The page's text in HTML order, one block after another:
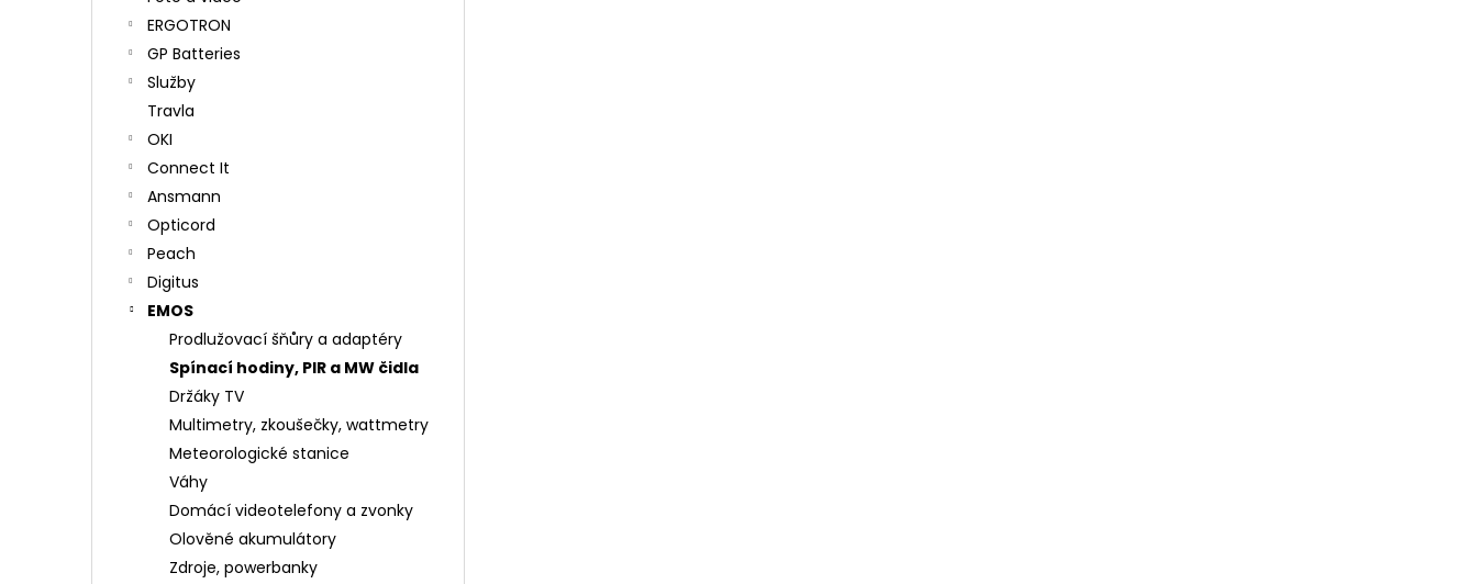
ERGOTRON
GP Batteries
Služby
Travla
OKI
Connect It
Ansmann
Opticord
Peach
Digitus
EMOS
Prodlužovací šňůry a adaptéry
Spínací hodiny, PIR a MW čidla
Držáky TV
Multimetry, zkoušečky, wattmetry
Meteorologické stanice
Váhy
Domácí videotelefony a zvonky
Olověné akumulátory
Zdroje, powerbanky